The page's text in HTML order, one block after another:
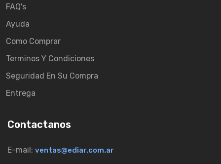
FAQ's
Ayuda
Como Comprar
Terminos Y Condiciones
Seguridad En Su Compra
Entrega
Contactanos
E-mail: ventas@ediar.com.ar